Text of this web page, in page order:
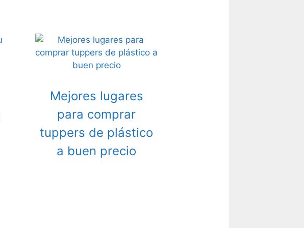
Mejores lugares
para comprar
tuppers de plástico
a buen precio